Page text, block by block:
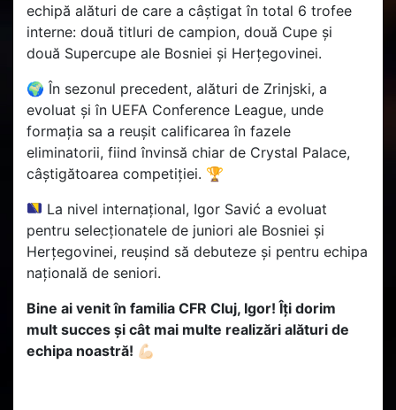
echipă alături de care a câștigat în total 6 trofee
interne: două titluri de campion, două Cupe și
două Supercupe ale Bosniei și Herțegovinei.
🌍 În sezonul precedent, alături de Zrinjski, a
evoluat și în UEFA Conference League, unde
formația sa a reușit calificarea în fazele
eliminatorii, fiind învinsă chiar de Crystal Palace,
câștigătoarea competiției. 🏆
La nivel internațional, Igor Savić a evoluat
pentru selecționatele de juniori ale Bosniei și
Herțegovinei, reușind să debuteze și pentru echipa
națională de seniori.
Bine ai venit în familia CFR Cluj, Igor! Îți dorim
mult succes și cât mai multe realizări alături de
echipa noastră! 💪🏻